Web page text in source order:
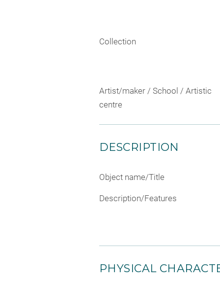
Collection
Artist/maker / School / Artistic
centre
DESCRIPTION
Object name/Title
Description/Features
PHYSICAL